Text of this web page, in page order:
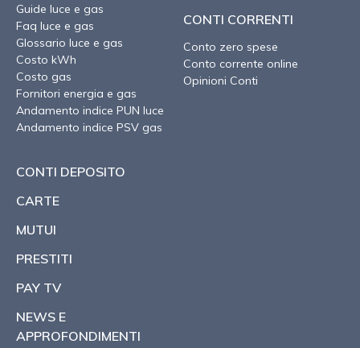
Guide luce e gas
Faq luce e gas
Glossario luce e gas
Costo kWh
Costo gas
Fornitori energia e gas
Andamento indice PUN luce
Andamento indice PSV gas
CONTI CORRENTI
Conto zero spese
Conto corrente online
Opinioni Conti
CONTI DEPOSITO
CARTE
MUTUI
PRESTITI
PAY TV
NEWS E
APPROFONDIMENTI